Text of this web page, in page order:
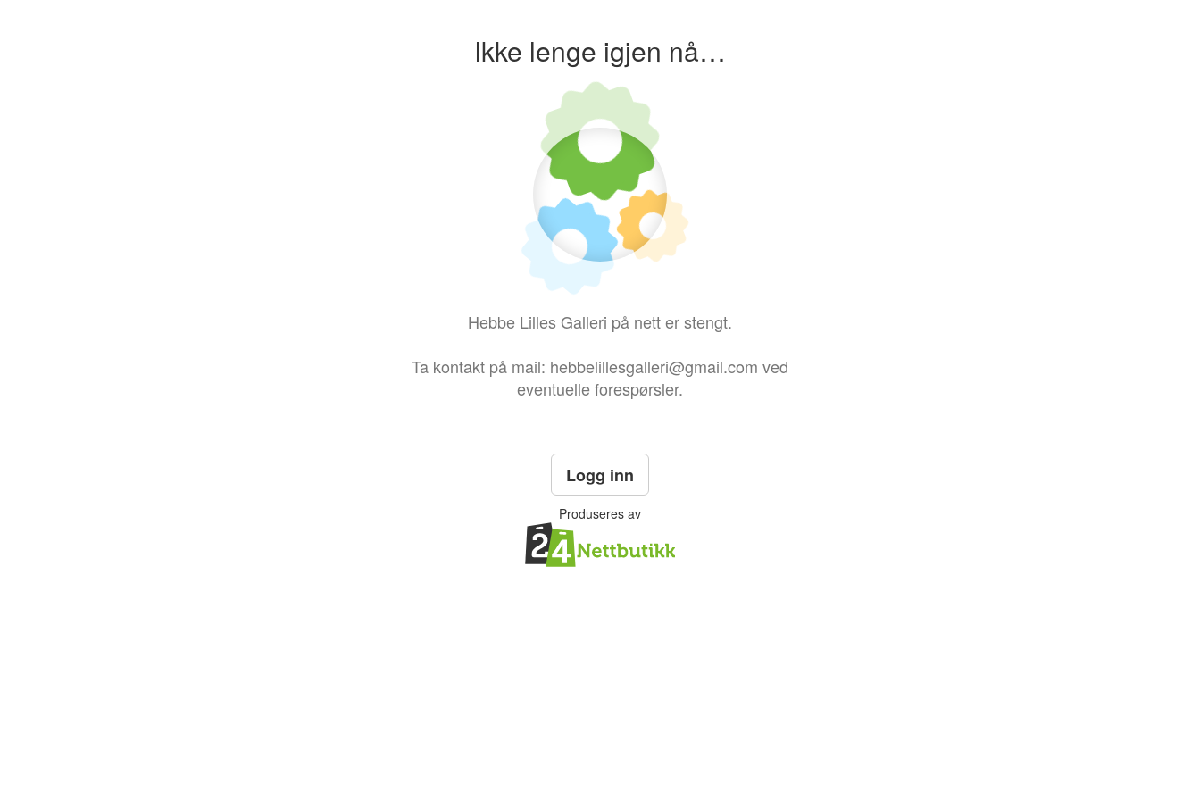
Ikke lenge igjen nå…
Hebbe Lilles Galleri på nett er stengt.
Ta kontakt på mail: hebbelillesgalleri@gmail.com ved
eventuelle forespørsler.
Logg inn
Produseres av